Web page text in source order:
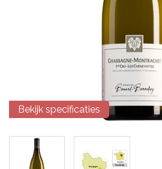
Bekijk specificaties